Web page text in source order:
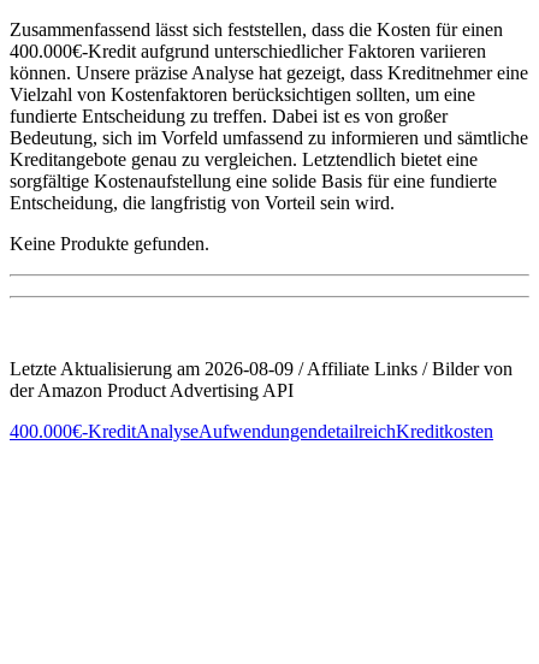
Zusammenfassend lässt ⁣sich feststellen, dass die Kosten für ‌einen‍
400.000€-Kredit aufgrund unterschiedlicher Faktoren variieren
können.​ Unsere präzise Analyse⁣ hat gezeigt, dass Kreditnehmer ⁣eine
Vielzahl von Kostenfaktoren berücksichtigen sollten, um ‌eine
fundierte Entscheidung zu treffen. Dabei ist es von großer
Bedeutung,⁢ sich im Vorfeld ⁣umfassend zu informieren und sämtliche
Kreditangebote genau zu⁣ vergleichen. Letztendlich ‍bietet eine
sorgfältige Kostenaufstellung eine solide Basis für eine fundierte
Entscheidung, die ⁢langfristig von Vorteil sein ⁢wird.
Keine Produkte gefunden.
Letzte Aktualisierung am 2026-08-09 / Affiliate Links / Bilder von
der Amazon Product Advertising API
400.000€-KreditAnalyseAufwendungendetailreichKreditkosten